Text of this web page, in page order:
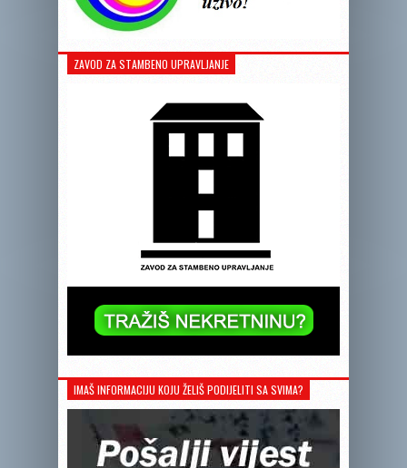
ZAVOD ZA STAMBENO UPRAVLJANJE
IMAŠ INFORMACIJU KOJU ŽELIŠ PODIJELITI SA SVIMA?